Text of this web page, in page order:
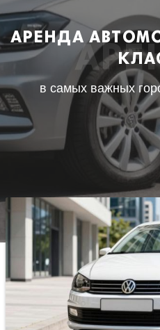
АРЕНДА
в самых важных